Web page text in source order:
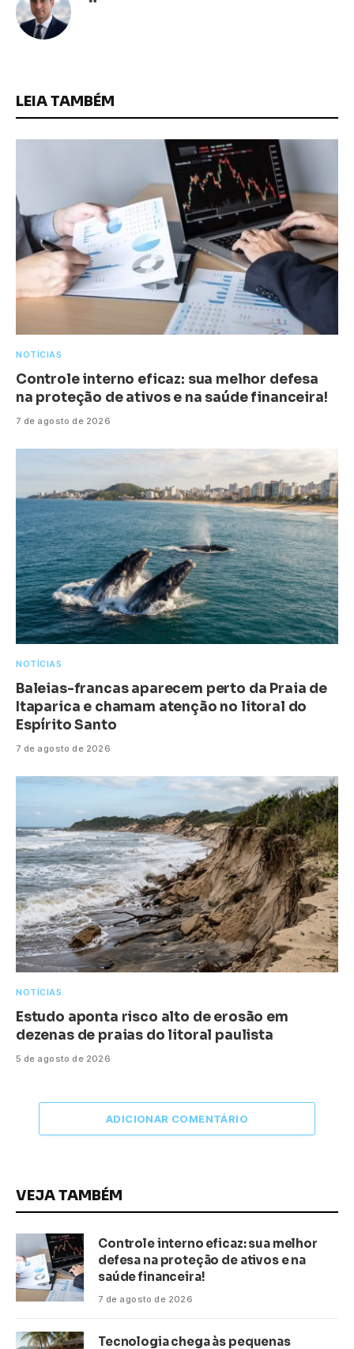
LEIA TAMBÉM
NOTÍCIAS
Controle interno eficaz: sua melhor defesa
na proteção de ativos e na saúde financeira!
7 de agosto de 2026
NOTÍCIAS
Baleias-francas aparecem perto da Praia de
Itaparica e chamam atenção no litoral do
Espírito Santo
7 de agosto de 2026
NOTÍCIAS
Estudo aponta risco alto de erosão em
dezenas de praias do litoral paulista
5 de agosto de 2026
ADICIONAR COMENTÁRIO
VEJA TAMBÉM
Controle interno eficaz: sua melhor
defesa na proteção de ativos e na
saúde financeira!
7 de agosto de 2026
Tecnologia chega às pequenas